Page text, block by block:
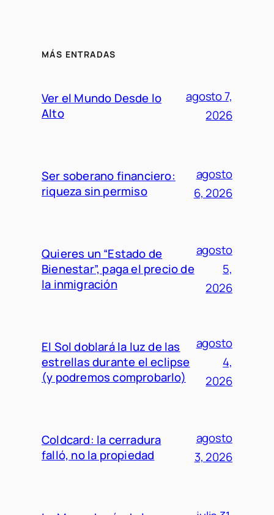
MÁS ENTRADAS
Ver el Mundo Desde lo
Alto
agosto 7,
2026
Ser soberano financiero:
riqueza sin permiso
agosto
6, 2026
Quieres un “Estado de
Bienestar”, paga el precio de
la inmigración
agosto
5,
2026
El Sol doblará la luz de las
estrellas durante el eclipse
(y podremos comprobarlo)
agosto
4,
2026
Coldcard: la cerradura
falló, no la propiedad
agosto
3, 2026